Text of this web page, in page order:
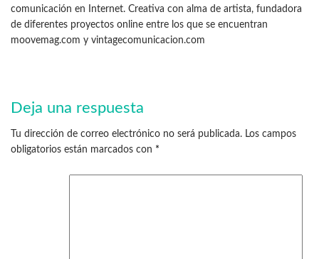
comunicación en Internet. Creativa con alma de artista, fundadora
de diferentes proyectos online entre los que se encuentran
moovemag.com y vintagecomunicacion.com
Deja una respuesta
Tu dirección de correo electrónico no será publicada. Los campos
obligatorios están marcados con *